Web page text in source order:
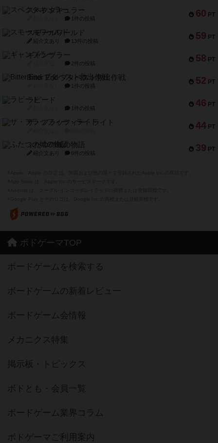
60 PT
スペクタキュラー
1件の投稿
59 PT
スモールワールド
紹介文あり 13件の投稿
58 PT
ギャンブラー
2件の投稿
52 PT
Bitter End ブタペスト救出作戦
1件の投稿
46 PT
ラピード
1件の投稿
44 PT
ザ・フラッフィー・ライト
39 PT
ふたつの城の物語
紹介文あり 6件の投稿
ボドゲーマTOP
ボードゲームを検索する
ボードゲームの新着レビュー
ボードゲーム会情報
メカニクス特集
掲示板・トピックス
ボドとも・会員一覧
ボードゲーム業界コラム
ボドゲーマご利用案内